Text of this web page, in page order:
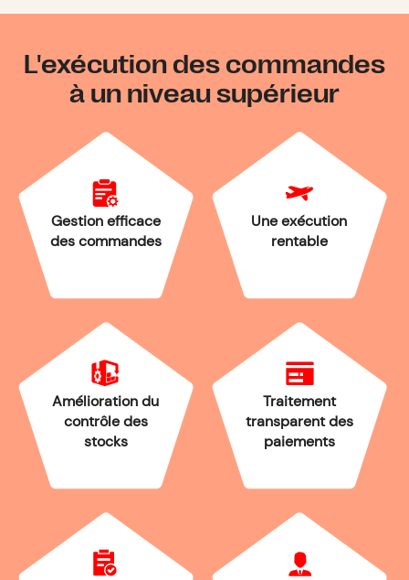
L'exécution des commandes
à un niveau supérieur
Gestion efficace
des commandes
Une exécution
rentable
Amélioration du
contrôle des
stocks
Traitement
transparent des
paiements